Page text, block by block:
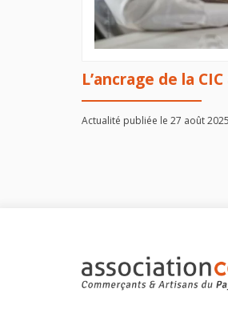
L’ancrage de la
Actualité publiée le 27 août 2025